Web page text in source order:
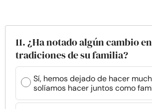
11. ¿Ha notado algún cambio
tradiciones de su familia?
Sí, hemos dejado de hacer
solíamos hacer juntos como